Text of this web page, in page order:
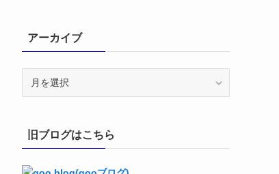
アーカイブ
旧ブログはこちら